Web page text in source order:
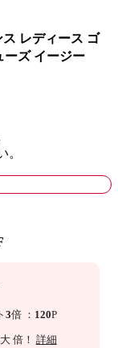
レディース ゴ
ーズ イージー
。
3倍 ： 120P
倍！ 詳細